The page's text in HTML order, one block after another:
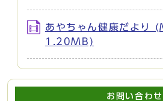
あやちゃん健康だより
1.20MB)
お問い合わせ